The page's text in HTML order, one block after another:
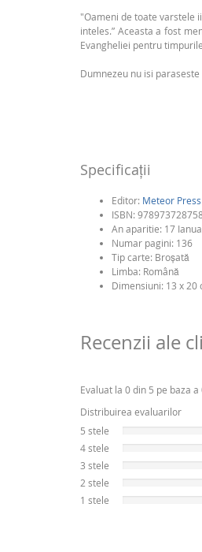
"Oameni de toate varstele
inteles.” Aceasta a fost
Evangheliei pentru
Dumnezeu nu isi
Specificaţii
Editor: Meteor Press
ISBN:
An aparitie: 17
Numar pagini: 136
Tip carte: Broşată
Limba: Română
Dimensiuni: 13 x 20
Recenzii ale
Evaluat la 0 din 5 pe baza
Distribuirea evaluarilor
5 stele
4 stele
3 stele
2 stele
1 stele